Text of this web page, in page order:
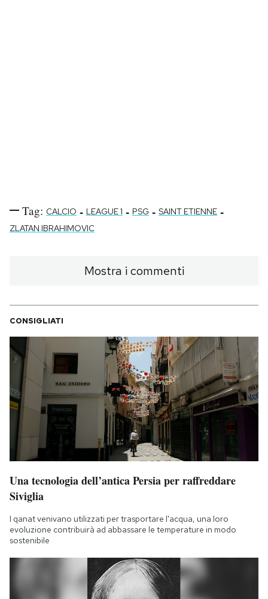
Tag: CALCIO - LEAGUE 1 - PSG - SAINT ETIENNE -
ZLATAN IBRAHIMOVIC
Mostra i commenti
CONSIGLIATI
Una tecnologia dell’antica Persia per raffreddare
Siviglia
I qanat venivano utilizzati per trasportare l'acqua, una loro
evoluzione contribuirà ad abbassare le temperature in modo
sostenibile